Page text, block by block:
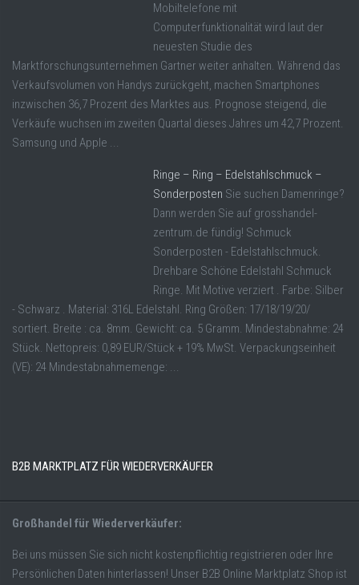
Mobiltelefone mit
Computerfunktionalität wird laut der
neuesten Studie des
Marktforschungsunternehmen Gartner weiter anhalten. Während das
Verkaufsvolumen von Handys zurückgeht, machen Smartphones
inzwischen 36,7 Prozent des Marktes aus. Prognose steigend, die
Verkäufe wuchsen im zweiten Quartal dieses Jahres um 42,7 Prozent.
Samsung und Apple ...
Ringe – Ring – Edelstahlschmuck –
Sonderposten Sie suchen Damenringe?
Dann werden Sie auf grosshandel-
zentrum.de fündig! Schmuck
Sonderposten - Edelstahlschmuck.
Drehbare Schöne Edelstahl Schmuck
Ringe. Mit Motive verziert . Farbe: Silber
- Schwarz . Material: 316L Edelstahl. Ring Größen: 17/18/19/20/
sortiert. Breite : ca. 8mm. Gewicht: ca. 5 Gramm. Mindestabnahme: 24
Stück. Nettopreis: 0,89 EUR/Stück + 19% MwSt. Verpackungseinheit
(VE): 24 Mindestabnahmemenge: ...
B2B MARKTPLATZ FÜR WIEDERVERKÄUFER
Großhandel für Wiederverkäufer:
Bei uns müssen Sie sich nicht kostenpflichtig registrieren oder Ihre
Persönlichen Daten hinterlassen! Unser B2B Online Marktplatz Shop ist